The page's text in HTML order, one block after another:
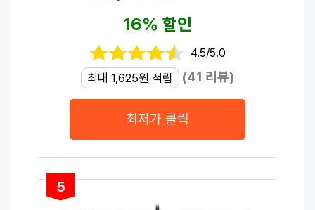
16% 할인
4.5/5.0
최대 1,625원 적립 (41 리뷰)
최저가 클릭
5